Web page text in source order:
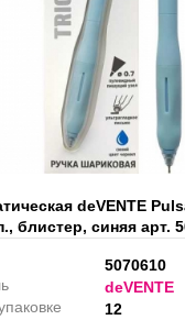
deVENTE
блистер, синяя арт.
5070610
deVENTE
12